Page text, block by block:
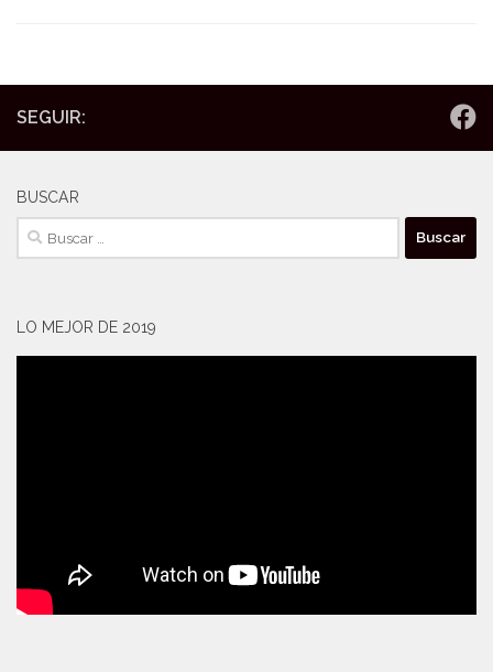
SEGUIR:
BUSCAR
Buscar:
LO MEJOR DE 2019